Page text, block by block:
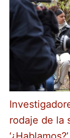
rodaje de la